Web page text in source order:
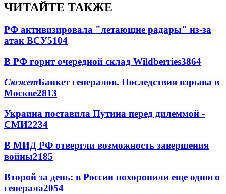
ЧИТАЙТЕ ТАКЖЕ
РФ активизировала "летающие радары" из-за
атак ВСУ5104
В РФ горит очередной склад Wildberries3864
СюжетБанкет генералов. Последствия взрыва в
Москве2813
Украина поставила Путина перед дилеммой -
СМИ2234
В МИД РФ отвергли возможность завершения
войны2185
Второй за день: в России похоронили еще одного
генерала2054